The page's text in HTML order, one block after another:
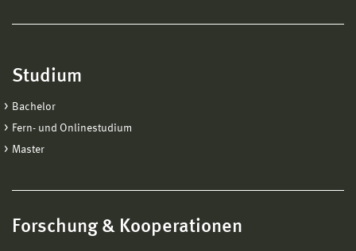
Studium
Bachelor
Fern- und Onlinestudium
Master
Forschung & Kooperationen